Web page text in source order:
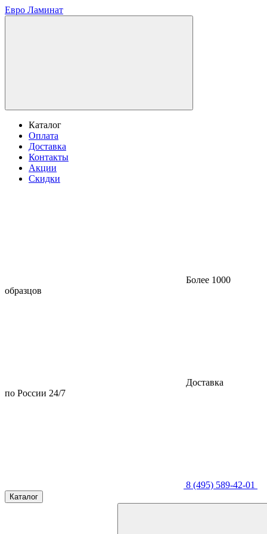
Евро Ламинат
Каталог
Оплата
Доставка
Контакты
Акции
Скидки
Более 1000
образцов
Доставка
по России 24/7
8 (495) 589-42-01
Каталог